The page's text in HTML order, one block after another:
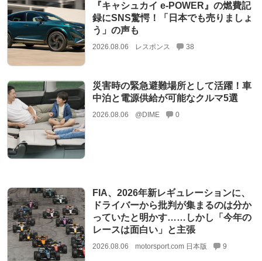
『キャシュカイ e-POWER』の燃費記
録にSNS驚愕！「日本でも売りましょ
う」の声も
2026.08.06 レスポンス 38
災害時の緊急避難場所として活躍！車
中泊と電源供給が可能なクルマ5選
2026.08.06 @DIME 0
FIA、2026年新レギュレーションに、
ドライバーから批判が集まるのは分か
っていたと明かす……しかし「今年の
レースは面白い」と主張
2026.08.06 motorsport.com 日本版 9